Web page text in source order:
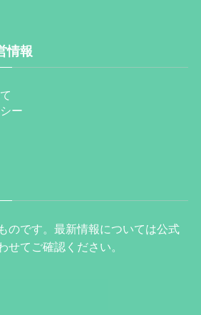
情報
ー
のです。最新情報については公式
せてご確認ください。